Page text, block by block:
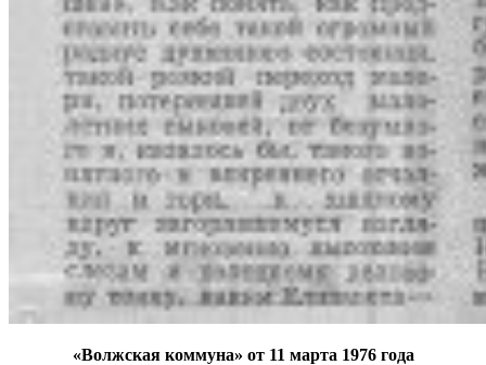
«Волжская коммуна» от 11 марта 1976 года